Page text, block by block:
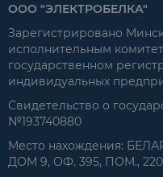
ООО "ЭЛЕКТРОБЕЛКА"
Зарегистрировано
исполнительным
государственном
индивидуальных
Свидетельство о
№193740880
Место нахождения:
ДОМ 9, ОФ. 395, ПОМ.,